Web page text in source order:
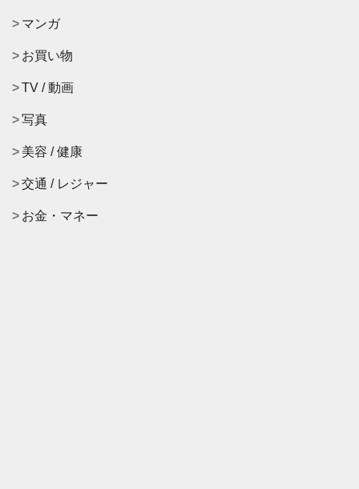
マンガ
お買い物
TV / 動画
写真
美容 / 健康
交通 / レジャー
お金・マネー